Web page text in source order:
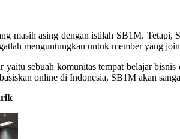
masih asing dengan istilah SB1M.
menguntungkan untuk member yang
sebuah komunitas tempat belajar
online di Indonesia, SB1M akan